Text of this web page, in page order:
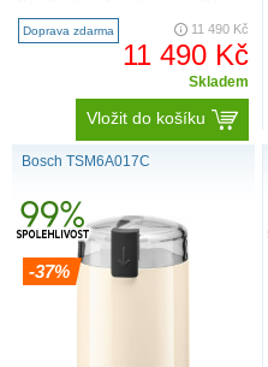
Ano. Maximální kapa..
Doprava zdarma 11 490 Kč
11 490 Kč
Skladem
Vložit do košíku
Bosch TSM6A017C
-37%